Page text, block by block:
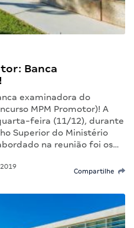
Banca
examinadora do
MPM Promotor)! A
feira (11/12), durante
Superior do Ministério
na reunião foi os…
Compartilhe